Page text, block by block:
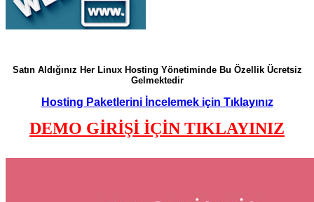
Satın Aldığınız Her Linux Hosting Yönetiminde Bu Özellik Ücretsiz
Gelmektedir
Hosting Paketlerini İncelemek için Tıklayınız
DEMO GİRİŞİ İÇİN TIKLAYINIZ